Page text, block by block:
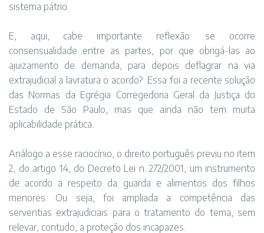
sistema pátrio.
E, aqui, cabe importante reflexão: se ocorre
consensualidade entre as partes, por que obrigá-las ao
ajuizamento de demanda, para depois deflagrar na via
extrajudicial a lavratura o acordo? Essa foi a recente solução
das Normas da Egrégia Corregedoria Geral da Justiça do
Estado de São Paulo, mas que ainda não tem muita
aplicabilidade prática.
Análogo a esse raciocínio, o direito português previu no item
2, do artigo 14, do Decreto Lei n. 272/2001, um instrumento
de acordo a respeito da guarda e alimentos dos filhos
menores. Ou seja, foi ampliada a competência das
serventias extrajudiciais para o tratamento do tema, sem
relevar, contudo, a proteção dos incapazes.